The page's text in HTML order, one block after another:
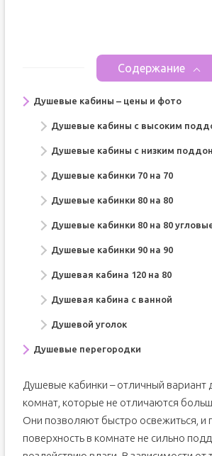
Содержание
Душевые кабины – цены и фото
Душевые кабины с высоким
Душевые кабины с низким
Душевые кабинки 70 на 70
Душевые кабинки 80 на 80
Душевые кабинки 80 на 80
Душевые кабинки 90 на 90
Душевая кабина 120 на 80
Душевая кабина с ванной
Душевой уголок
Душевые перегородки
Душевые кабинки – отличный вариант
комнат, которые не отличаются
Они позволяют быстро освежиться, и
поверхность в комнате не сильно